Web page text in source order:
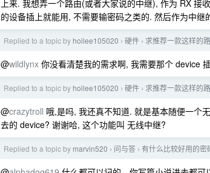
上来. 我想弄一个路由(或者大家说的中继), 作为 RX
的设备插上就能用, 不需要输密码之类的. 然后作为中继
Replied to a topic by hoilee105020 › 硬件 › 求推荐一款这样的
@wildlynx 你没看清楚我的需求啊, 我需要那个 device
Replied to a topic by hoilee105020 › 硬件 › 求推荐一款这样的
@crazytroll 哦,是吗, 我还真不知道. 就是基本随便一个
去的 device? 谢谢哈, 这个功能叫 无线中继?
Replied to a topic by marvin520 › 问与答 › 有什么比较好用的密